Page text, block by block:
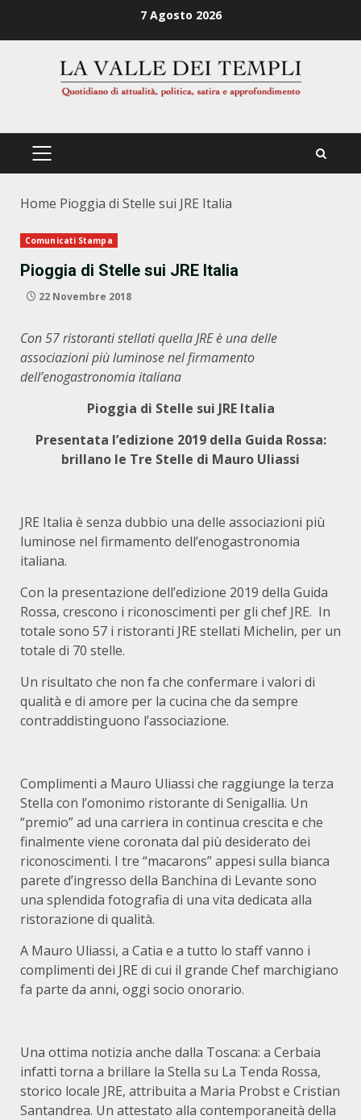
7 Agosto 2026
PRIMÄRES
Home Pioggia di Stelle sui JRE Italia
Comunicati Stampa
Pioggia di Stelle sui JRE Italia
22 Novembre 2018
Con 57 ristoranti stellati quella JRE è una delle
associazioni più luminose nel firmamento
dell’enogastronomia italiana
Pioggia di Stelle sui JRE Italia
Presentata l’edizione 2019 della Guida Rossa:
brillano le Tre Stelle di Mauro Uliassi
JRE Italia è senza dubbio una delle associazioni più
luminose nel firmamento dell’enogastronomia
italiana.
Con la presentazione dell’edizione 2019 della Guida
Rossa, crescono i riconoscimenti per gli chef JRE. In
totale sono 57 i ristoranti JRE stellati Michelin, per un
totale di 70 stelle.
Un risultato che non fa che confermare i valori di
qualità e di amore per la cucina che da sempre
contraddistinguono l’associazione.
Complimenti a Mauro Uliassi che raggiunge la terza
Stella con l’omonimo ristorante di Senigallia. Un
“premio” ad una carriera in continua crescita e che
finalmente viene coronata dal più desiderato dei
riconoscimenti. I tre “macarons” appesi sulla bianca
parete d’ingresso della Banchina di Levante sono
una splendida fotografia di una vita dedicata alla
ristorazione di qualità.
A Mauro Uliassi, a Catia e a tutto lo staff vanno i
complimenti dei JRE di cui il grande Chef marchigiano
fa parte da anni, oggi socio onorario.
Una ottima notizia anche dalla Toscana: a Cerbaia
infatti torna a brillare la Stella su La Tenda Rossa,
storico locale JRE, attribuita a Maria Probst e Cristian
Santandrea. Un attestato alla contemporaneità della